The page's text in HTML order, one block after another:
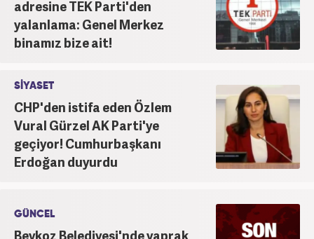
adresine TEK Parti'den
yalanlama: Genel Merkez
binamız bize ait!
SİYASET
CHP'den istifa eden Özlem
Vural Gürzel AK Parti'ye
geçiyor! Cumhurbaşkanı
Erdoğan duyurdu
GÜNCEL
Beykoz Belediyesi'nde yaprak